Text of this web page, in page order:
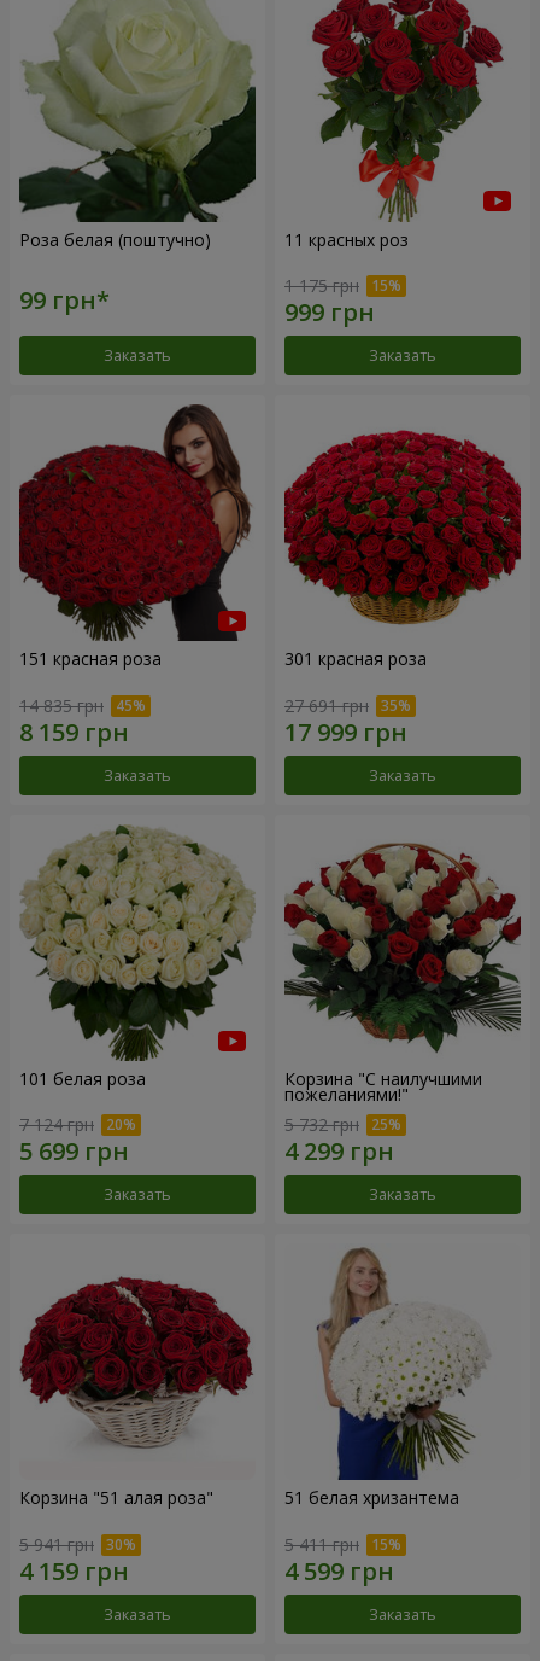
Роза белая (поштучно)
Заказать
11 красных роз
1 175 грн
Заказать
151 красная роза
14 835 грн
Заказать
301 красная роза
27 691 грн
Заказать
101 белая роза
7 124 грн
Заказать
Корзина "С наилучшими
пожеланиями!"
5 732 грн
Заказать
Корзина "51 алая роза"
5 941 грн
Заказать
51 белая хризантема
5 411 грн
Заказать